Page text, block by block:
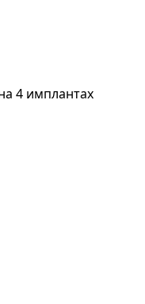
4 имплантах